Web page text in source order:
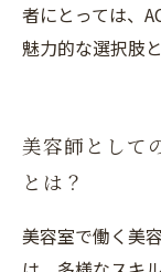
者にとっては、
魅力的な選択肢
美容師として
とは？
美容室で働く美